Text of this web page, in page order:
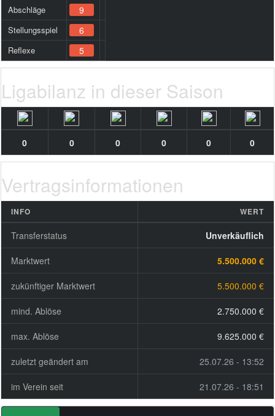
Abschläge 9
Stellungsspiel 6
Reflexe 5
Ligabilanz in dieser Saison
0 0 0 0 0 0
Vertragsinformationen
INFO WERT
Transferstatus Unverkäuflich
Marktwert 5.500.000 €
zukünftiger Marktwert 5.500.000 €
mind. Ablöse 2.750.000 €
max. Ablöse 9.625.000 €
zuletzt geändert am 25.07.26 - 13:52
im Verein seit 21.07.26 - 18:51